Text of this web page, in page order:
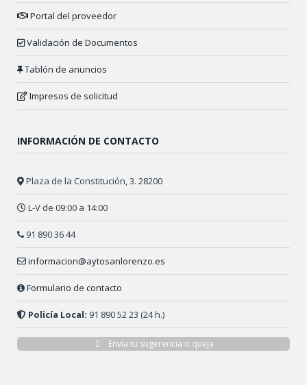
Portal del proveedor
Validación de Documentos
Tablón de anuncios
Impresos de solicitud
INFORMACIÓN DE CONTACTO
Plaza de la Constitución, 3. 28200
L-V de 09:00 a 14:00
91 890 36 44
informacion@aytosanlorenzo.es
Formulario de contacto
Policía Local: 91 890 52 23 (24 h.)
Envía tu sugerencia o queja